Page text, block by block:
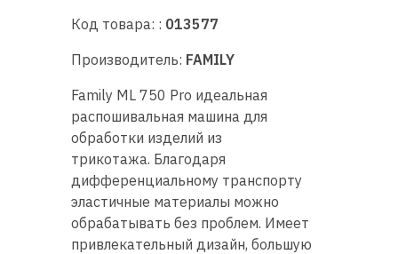
Код товара: : 013577
Производитель: FAMILY
Family ML 750 Pro идеальная
распошивальная машина для
обработки изделий из
трикотажа. Благодаря
дифференциальному транспорту
эластичные материалы можно
обрабатывать без проблем. Имеет
привлекательный дизайн, большую